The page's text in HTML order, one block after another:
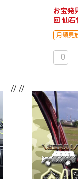
お宝発
回 仙石
月額見
0
// //